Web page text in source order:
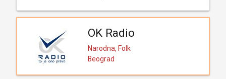
OK Radio
Narodna, Folk
Beograd